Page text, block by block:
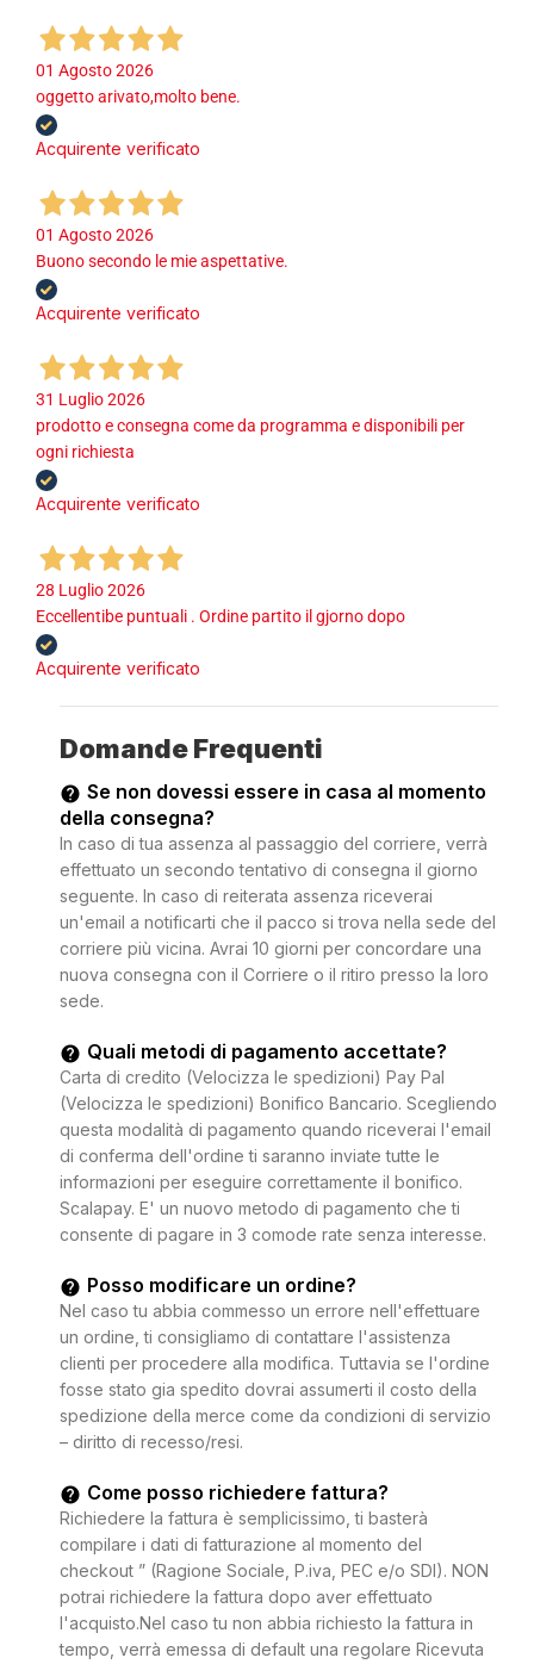
01 Agosto 2026
oggetto arivato,molto bene.
Acquirente verificato
01 Agosto 2026
Buono secondo le mie aspettative.
Acquirente verificato
31 Luglio 2026
prodotto e consegna come da programma e disponibili per
ogni richiesta
Acquirente verificato
28 Luglio 2026
Eccellentibe puntuali . Ordine partito il gjorno dopo
Acquirente verificato
Domande Frequenti
Se non dovessi essere in casa al momento
della consegna?
In caso di tua assenza al passaggio del corriere, verrà
effettuato un secondo tentativo di consegna il giorno
seguente. In caso di reiterata assenza riceverai
un'email a notificarti che il pacco si trova nella sede del
corriere più vicina. Avrai 10 giorni per concordare una
nuova consegna con il Corriere o il ritiro presso la loro
sede.
Quali metodi di pagamento accettate?
Carta di credito (Velocizza le spedizioni) Pay Pal
(Velocizza le spedizioni) Bonifico Bancario. Scegliendo
questa modalità di pagamento quando riceverai l'email
di conferma dell'ordine ti saranno inviate tutte le
informazioni per eseguire correttamente il bonifico.
Scalapay. E' un nuovo metodo di pagamento che ti
consente di pagare in 3 comode rate senza interesse.
Posso modificare un ordine?
Nel caso tu abbia commesso un errore nell'effettuare
un ordine, ti consigliamo di contattare l'assistenza
clienti per procedere alla modifica. Tuttavia se l'ordine
fosse stato gia spedito dovrai assumerti il costo della
spedizione della merce come da condizioni di servizio
– diritto di recesso/resi.
Come posso richiedere fattura?
Richiedere la fattura è semplicissimo, ti basterà
compilare i dati di fatturazione al momento del
checkout ” (Ragione Sociale, P.iva, PEC e/o SDI). NON
potrai richiedere la fattura dopo aver effettuato
l'acquisto.Nel caso tu non abbia richiesto la fattura in
tempo, verrà emessa di default una regolare Ricevuta